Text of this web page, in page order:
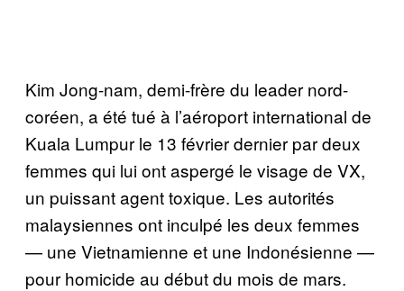
Kim Jong-nam, demi-frère du leader nord-
coréen, a été tué à l’aéroport international de
Kuala Lumpur le 13 février dernier par deux
femmes qui lui ont aspergé le visage de VX,
un puissant agent toxique. Les autorités
malaysiennes ont inculpé les deux femmes
— une Vietnamienne et une Indonésienne —
pour homicide au début du mois de mars.